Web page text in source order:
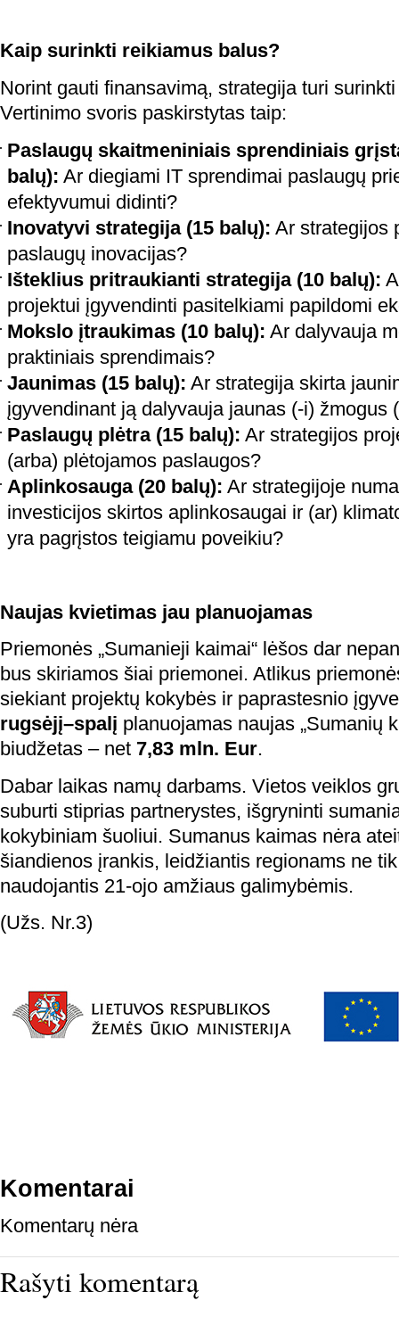
Kaip surinkti reikiamus balus?
Norint gauti finansavimą, strategija turi
Vertinimo svoris paskirstytas taip:
Paslaugų skaitmeniniais sprendiniais
balų): Ar diegiami IT sprendimai paslaugų
efektyvumui didinti?
Inovatyvi strategija (15 balų): Ar strategijos
paslaugų inovacijas?
Išteklius pritraukianti strategija (10 balų):
projektui įgyvendinti pasitelkiami papildomi
Mokslo įtraukimas (10 balų): Ar dalyvauja
praktiniais sprendimais?
Jaunimas (15 balų): Ar strategija skirta
įgyvendinant ją dalyvauja jaunas (-i) žmogus
Paslaugų plėtra (15 balų): Ar strategijos
(arba) plėtojamos paslaugos?
Aplinkosauga (20 balų): Ar strategijoje
investicijos skirtos aplinkosaugai ir (ar)
yra pagrįstos teigiamu poveikiu?
Naujas kvietimas jau planuojamas
Priemonės „Sumanieji kaimai“ lėšos dar
bus skiriamos šiai priemonei. Atlikus
siekiant projektų kokybės ir paprastesnio
rugsėjį–spalį planuojamas naujas „Sumanių
biudžetas – net 7,83 mln. Eur.
Dabar laikas namų darbams. Vietos veiklos
suburti stiprias partnerystes, išgryninti
kokybiniam šuoliui. Sumanus kaimas nėra
šiandienos įrankis, leidžiantis regionams ne
naudojantis 21-ojo amžiaus galimybėmis.
(Užs. Nr.3)
Komentarai
Komentarų nėra
Rašyti komentarą